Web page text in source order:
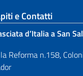
e Contatti
d’Italia a San
Reforma n.158,